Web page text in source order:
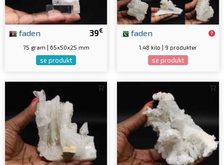
39€
faden
75 gram | 65x50x25 mm
se produkt
faden
1.48 kilo | 9 produkter
se produkt